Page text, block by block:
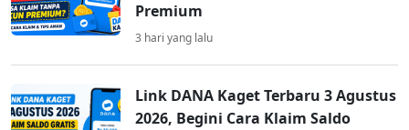
Premium
3 hari yang lalu
Link DANA Kaget Terbaru 3 Agustus
2026, Begini Cara Klaim Saldo